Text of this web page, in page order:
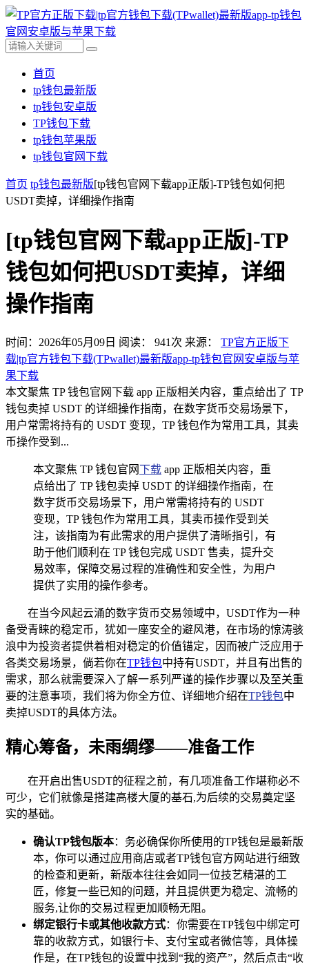
首页
tp钱包最新版
tp钱包安卓版
TP钱包下载
tp钱包苹果版
tp钱包官网下载
首页 tp钱包最新版[tp钱包官网下载app正版]-TP钱包如何把
USDT卖掉，详细操作指南
[tp钱包官网下载app正版]-TP
钱包如何把USDT卖掉，详细
操作指南
时间：2026年05月09日 阅读： 941 次 来源： TP官方正版下
载|tp官方钱包下载(TPwallet)最新版app-tp钱包官网安卓版与苹
果下载
本文聚焦 TP 钱包官网下载 app 正版相关内容，重点给出了 TP
钱包卖掉 USDT 的详细操作指南，在数字货币交易场景下，
用户常需将持有的 USDT 变现，TP 钱包作为常用工具，其卖
币操作受到...
本文聚焦 TP 钱包官网下载 app 正版相关内容，重
点给出了 TP 钱包卖掉 USDT 的详细操作指南，在
数字货币交易场景下，用户常需将持有的 USDT
变现，TP 钱包作为常用工具，其卖币操作受到关
注，该指南为有此需求的用户提供了清晰指引，有
助于他们顺利在 TP 钱包完成 USDT 售卖，提升交
易效率，保障交易过程的准确性和安全性，为用户
提供了实用的操作参考。
在当今风起云涌的数字货币交易领域中，USDT作为一种
备受青睐的稳定币，犹如一座安全的避风港，在市场的惊涛骇
浪中为投资者提供着相对稳定的价值锚定，因而被广泛应用于
各类交易场景，倘若你在TP钱包中持有USDT，并且有出售的
需求，那么就需要深入了解一系列严谨的操作步骤以及至关重
要的注意事项，我们将为你全方位、详细地介绍在TP钱包中
卖掉USDT的具体方法。
精心筹备，未雨绸缪——准备工作
在开启出售USDT的征程之前，有几项准备工作堪称必不
可少，它们就像是搭建高楼大厦的基石,为后续的交易奠定坚
实的基础。
确认TP钱包版本：务必确保你所使用的TP钱包是最新版
本，你可以通过应用商店或者TP钱包官方网站进行细致
的检查和更新，新版本往往会如同一位技艺精湛的工
匠，修复一些已知的问题，并且提供更为稳定、流畅的
服务,让你的交易过程更加顺畅无阻。
绑定银行卡或其他收款方式：你需要在TP钱包中绑定可
靠的收款方式，如银行卡、支付宝或者微信等，具体操
作是，在TP钱包的设置中找到“我的资产”，然后点击“收